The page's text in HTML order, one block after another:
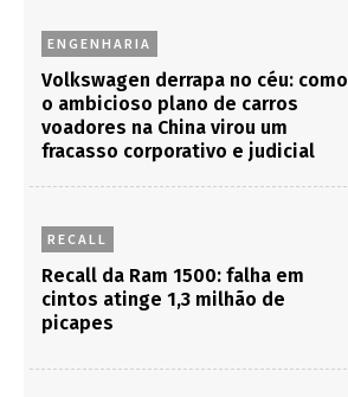
ENGENHARIA
Volkswagen derrapa no céu: como
o ambicioso plano de carros
voadores na China virou um
fracasso corporativo e judicial
RECALL
Recall da Ram 1500: falha em
cintos atinge 1,3 milhão de
picapes